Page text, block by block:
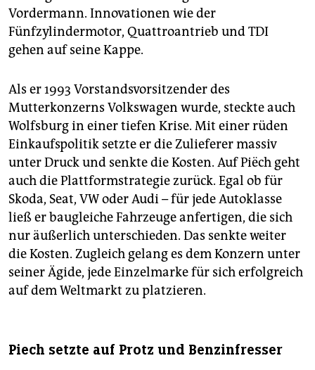
Vordermann. Innovationen wie der
Fünfzylindermotor, Quattroantrieb und TDI
gehen auf seine Kappe.
Als er 1993 Vorstandsvorsitzender des
Mutterkonzerns Volkswagen wurde, steckte auch
Wolfsburg in einer tiefen Krise. Mit einer rüden
Einkaufspolitik setzte er die Zulieferer massiv
unter Druck und senkte die Kosten. Auf Piëch geht
auch die Plattformstrategie zurück. Egal ob für
Skoda, Seat, VW oder Audi – für jede Autoklasse
ließ er baugleiche Fahrzeuge anfertigen, die sich
nur äußerlich unterschieden. Das senkte weiter
die Kosten. Zugleich gelang es dem Konzern unter
seiner Ägide, jede Einzelmarke für sich erfolgreich
auf dem Weltmarkt zu platzieren.
Piech setzte auf Protz und Benzinfresser